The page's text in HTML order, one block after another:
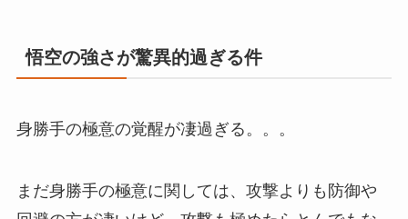
悟空の強さが驚異的過ぎる件
身勝手の極意の覚醒が凄過ぎる。。。
まだ身勝手の極意に関しては、攻撃よりも防御や